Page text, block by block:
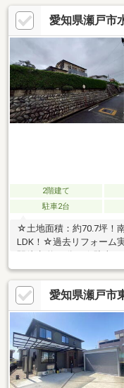
まで1740m 徒歩22分3.
徒歩29分【交通手段】1.
距離5.303Km2.名鉄瀬戸
愛知県瀬戸市
2階建て
駐車2台
☆土地面積：約70.7坪！
LDK！☆過去リフォーム
駅徒歩 約14分！☆駐車ス
愛知県瀬戸市